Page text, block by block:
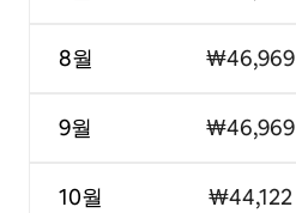
8월
9월
10월
₩46,969
₩46,969
₩44,122